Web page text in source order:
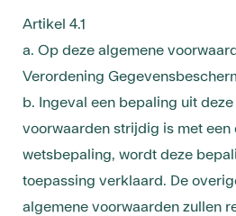
Artikel 4.1
a. Op deze algemene
Verordening
b. Ingeval een bepaling uit
voorwaarden strijdig is met
wetsbepaling, wordt deze
toepassing verklaard. De
algemene voorwaarden zullen